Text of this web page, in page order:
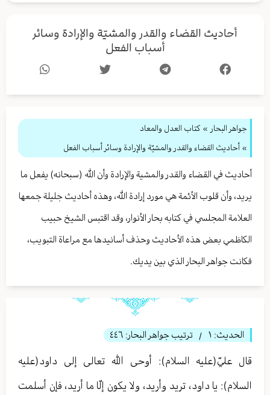
أحاديث القضاء والقدر والمشيّة والإرادة وسائر
أسباب الفعل
جواهر البحار » كتاب العدل والمعاد
» أحاديث القضاء والقدر والمشيّة والإرادة وسائر أسباب الفعل
أحاديث في القضاء والقدر والمشية والإرادة وأن الله (سبحانه) يفعل ما
يريد، وأن قلوب الأئمة هي مورد إرادة الله، وهذه أحاديث جليلة جمعها
العلامة المجلسي في كتابه بحار الأنوار، وقد اقتبس الشيخ حبيب
الكاظمي بعض هذه الأحاديث وحذف أسانيدها مع مراعاة التبويب،
فكانت جواهر البحار الذي بين يديك.
الحديث: ١ / ترتيب جواهر البحار: ٤٤٦
قال عليّ(عليه السلام): أوحى الله تعالی إلى داود(عليه
السلام): يا داود، تريد وأريد، ولا يكون إلّا ما أريد، فإن أسلمت